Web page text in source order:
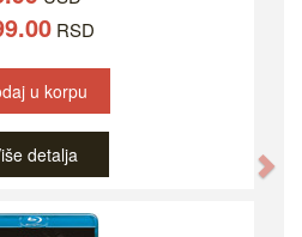
RSD
u korpu
detalja